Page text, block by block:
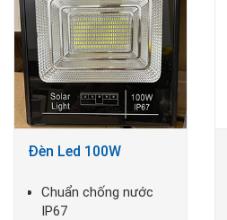
Đèn Led 100W
Chuẩn chống nước
IP67